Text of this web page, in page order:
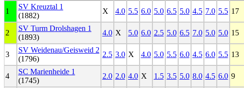
1
SV Kreuztal 1
(1882)
X 4.0 5.5 6.0 5.0 6.5 5.0 4.5 7.0 5.5 17
2
SV Turm Drolshagen 1
(1893)
4.0 X 5.0 6.0 2.5 5.0 6.5 7.0 5.0 5.0 15
3
SV Weidenau/Geisweid 2
(1796)
2.5 3.0 X 4.0 5.0 5.5 6.0 4.5 6.0 5.5 13
4
SC Marienheide 1
(1745)
2.0 2.0 4.0 X 1.5 3.5 5.0 8.0 4.5 6.0 9